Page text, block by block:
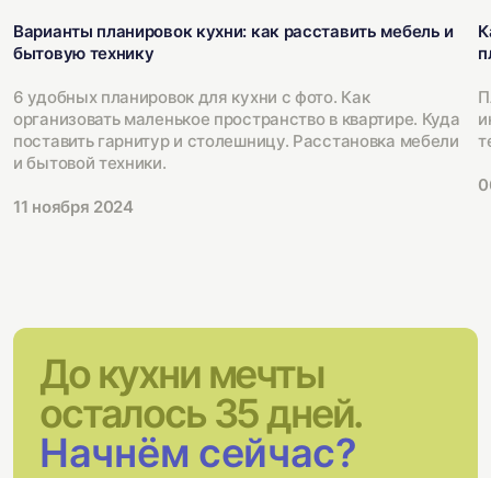
Варианты планировок кухни: как расставить мебель и
бытовую технику
6 удобных планировок для кухни с фото. Как
организовать маленькое пространство в квартире. Куда
поставить гарнитур и столешницу. Расстановка мебели
и бытовой техники.
11 ноября 2024
До кухни мечты
осталось 35 дней.
Начнём сейчас?